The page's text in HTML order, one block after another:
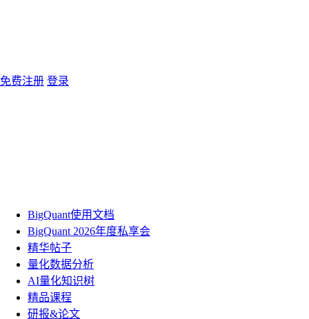
免费注册 登录
BigQuant使用文档
BigQuant 2026年度私享会
精华帖子
量化数据分析
AI量化知识树
精品课程
研报&论文